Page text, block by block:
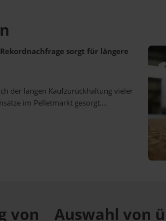
sorgt für längere
der langen Kaufzurückhaltung vieler
im Pelletmarkt gesorgt....
von Auswahl von